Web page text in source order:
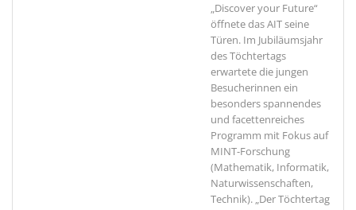
„Discover your Future“
öffnete das AIT seine
Türen. Im Jubiläumsjahr
des Töchtertags
erwartete die jungen
Besucherinnen ein
besonders spannendes
und facettenreiches
Programm mit Fokus auf
MINT-Forschung
(Mathematik, Informatik,
Naturwissenschaften,
Technik). „Der Töchtertag